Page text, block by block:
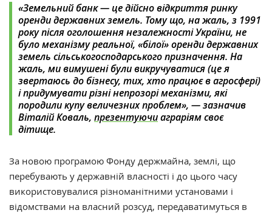
«Земельний банк — це дійсно відкриття ринку
оренди державних земель. Тому що, на жаль, з 1991
року після оголошення незалежності України, не
було механізму реальної, «білої»оренди державних
земель сільськогосподарського призначення. На
жаль, ми вимушені були викручуватися (це я
звертаюсь до бізнесу, тих, хто працює в агросфері)
і придумувати різні непрозорі механізми, які
породили купу величезних проблем», — зазначив
Віталій Коваль, презентуючиаграріям своє
дітище.
За новою програмою Фонду держмайна, землі, що
перебувають у державній власності і до цього часу
використовувалися різноманітними установами і
відомствами на власний розсуд, передаватимуться в